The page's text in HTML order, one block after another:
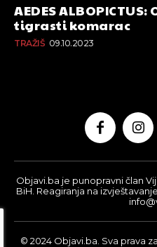
AEDES
tigrasti komarac
TRAŽIŠ 09.10.2023
Objavi.ba je punopravni član
BiH. Reagiranja na
© 2024 Objavi.ba. Sva prava